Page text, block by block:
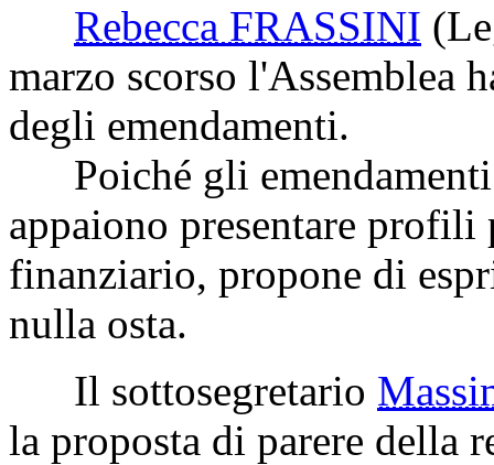
Rebecca FRASSINI
marzo scorso l'Assemblea
degli emendamenti.
Poiché gli emendamenti
appaiono presentare
finanziario, propone di
nulla osta.
Il sottosegretario
la proposta di parere della